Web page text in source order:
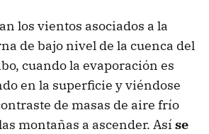
los vientos asociados a la
de bajo nivel de la cuenca del
cuando la evaporación es
en la superficie y viéndose
de masas de aire frío
montañas a ascender. Así se